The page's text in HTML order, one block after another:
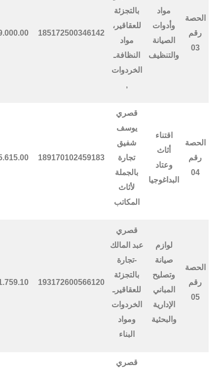
الحصة
رقم
03
مواد
وأدوات
الصيانة
والتنظيف
بالتجزئة
للعقاقير،
مواد
النظافةـ
الخردوات
,
185172500346142
الحصة
رقم
04
اقتناء
أثاث
وعتاد
البداغوجيا
قصري
يوسف
شفيق
تجارة
بالجملة
لأثاث
المكاتب
189170102459183
الحصة
رقم
05
لوازم
صيانة
وتصليح
المباني
الإدارية
والبحثية
قصري
عبد المالك
-تجارة
بالتجزئة
للعقاقيرـ
الخردوات
ومواد
البناء
193172600566120
قصري